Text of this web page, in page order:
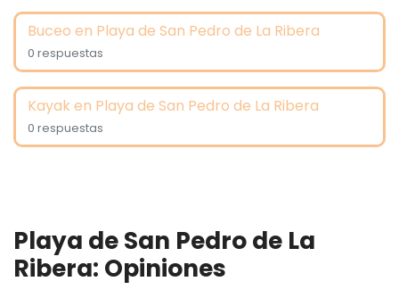
Buceo en Playa de San Pedro de La Ribera
0 respuestas
Kayak en Playa de San Pedro de La Ribera
0 respuestas
Playa de San Pedro de La
Ribera: Opiniones